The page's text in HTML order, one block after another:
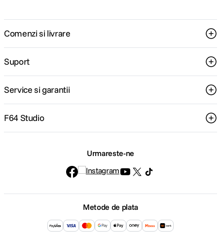
Comenzi si livrare
Suport
Service si garantii
F64 Studio
Urmareste-ne
Metode de plata